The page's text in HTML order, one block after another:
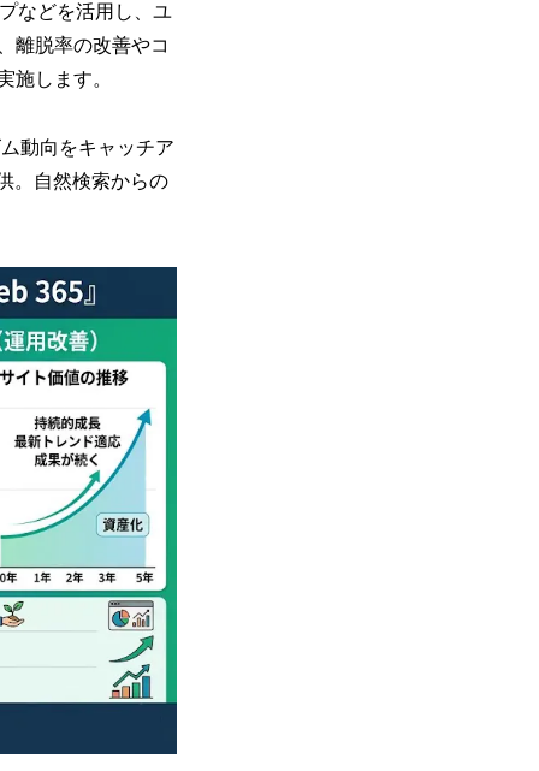
などを活用し、ユ
離脱率の改善やコ
施します。
動向をキャッチア
。自然検索からの